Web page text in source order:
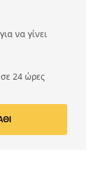
να γίνει
24 ώρες